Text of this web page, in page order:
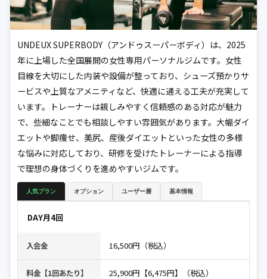
UNDEUX SUPERBODY（アンドゥスーパーボディ）は、2025
年に上場した全国展開の女性専用パーソナルジムです。女性
目線を大切にした内装や設備が整っており、シューズ預かりサ
ービスや上質なアメニティなど、快適に通える工夫が充実して
います。トレーナーは親しみやすく信頼感のある対応が魅力
で、些細なことでも相談しやすい雰囲気があります。大幅ダイ
エットや脚痩せ、美尻、産後ダイエットといった女性の多様
な悩みに対応しており、研修を受けたトレーナーによる指導
で理想の身体づくりを進めやすいジムです。
人気プラン オプション ユーザー層 基本情報
DAY月4回
入会金 16,500円（税込）
料金【1回あたり】 25,900円【6,475円】（税込）